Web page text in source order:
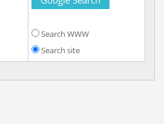
Search WWW
Search site